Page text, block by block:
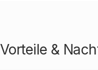
M2.5
Vorteile &